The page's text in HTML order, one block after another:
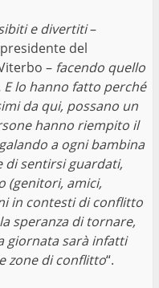
e divertiti–
del
– facendo quello
lo hanno fatto perché
da qui, possano un
hanno riempito il
a ogni bambina
di sentirsi guardati,
(genitori, amici,
in contesti di conflitto
speranza di tornare,
giornata sarà infatti
zone di conflitto“.